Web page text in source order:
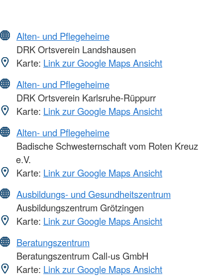
Alten- und Pflegeheime
DRK Ortsverein Landshausen
Karte: Link zur Google Maps Ansicht
Alten- und Pflegeheime
DRK Ortsverein Karlsruhe-Rüppurr
Karte: Link zur Google Maps Ansicht
Alten- und Pflegeheime
Badische Schwesternschaft vom Roten Kreuz
e.V.
Karte: Link zur Google Maps Ansicht
Ausbildungs- und Gesundheitszentrum
Ausbildungszentrum Grötzingen
Karte: Link zur Google Maps Ansicht
Beratungszentrum
Beratungszentrum Call-us GmbH
Karte: Link zur Google Maps Ansicht